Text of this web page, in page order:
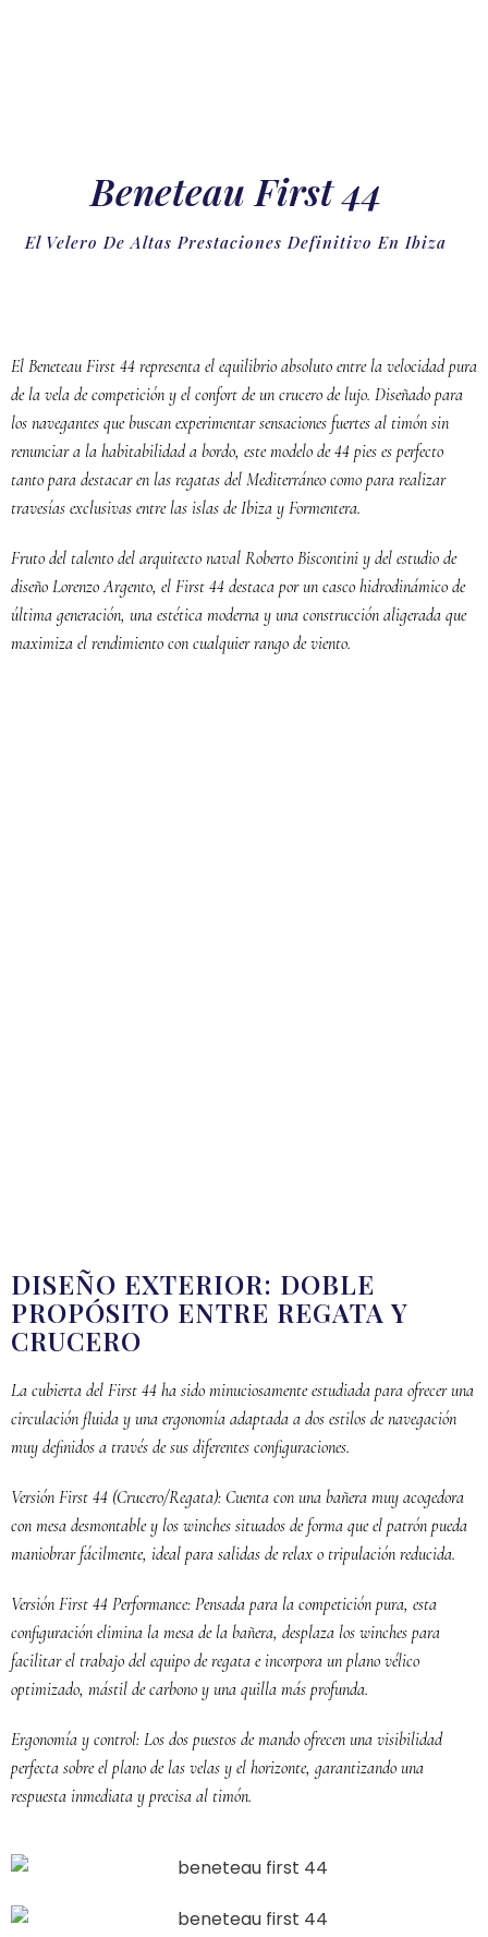
Beneteau First 44
El Velero De Altas Prestaciones Definitivo En Ibiza
El Beneteau First 44 representa el equilibrio absoluto entre la velocidad pura
de la vela de competición y el confort de un crucero de lujo. Diseñado para
los navegantes que buscan experimentar sensaciones fuertes al timón sin
renunciar a la habitabilidad a bordo, este modelo de 44 pies es perfecto
tanto para destacar en las regatas del Mediterráneo como para realizar
travesías exclusivas entre las islas de Ibiza y Formentera.
Fruto del talento del arquitecto naval Roberto Biscontini y del estudio de
diseño Lorenzo Argento, el First 44 destaca por un casco hidrodinámico de
última generación, una estética moderna y una construcción aligerada que
maximiza el rendimiento con cualquier rango de viento.
DISEÑO EXTERIOR: DOBLE
PROPÓSITO ENTRE REGATA Y
CRUCERO
La cubierta del First 44 ha sido minuciosamente estudiada para ofrecer una
circulación fluida y una ergonomía adaptada a dos estilos de navegación
muy definidos a través de sus diferentes configuraciones.
Versión First 44 (Crucero/Regata): Cuenta con una bañera muy acogedora
con mesa desmontable y los winches situados de forma que el patrón pueda
maniobrar fácilmente, ideal para salidas de relax o tripulación reducida.
Versión First 44 Performance: Pensada para la competición pura, esta
configuración elimina la mesa de la bañera, desplaza los winches para
facilitar el trabajo del equipo de regata e incorpora un plano vélico
optimizado, mástil de carbono y una quilla más profunda.
Ergonomía y control: Los dos puestos de mando ofrecen una visibilidad
perfecta sobre el plano de las velas y el horizonte, garantizando una
respuesta inmediata y precisa al timón.